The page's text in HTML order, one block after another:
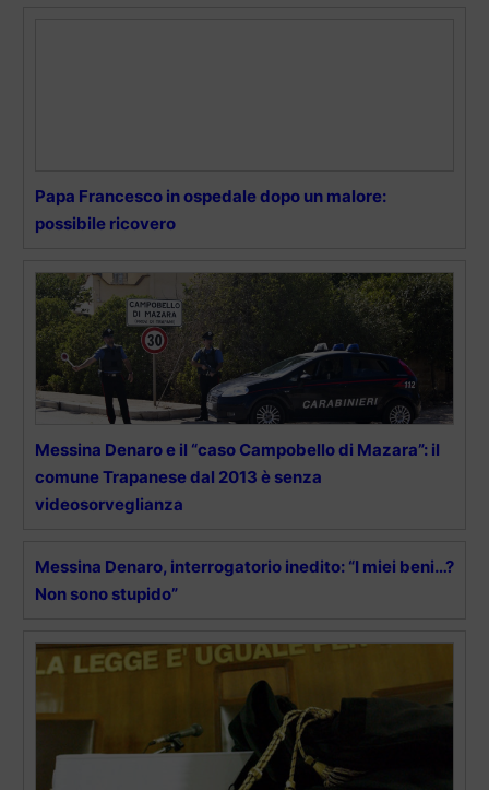
Papa Francesco in ospedale dopo un malore:
possibile ricovero
Messina Denaro e il “caso Campobello di Mazara”: il
comune Trapanese dal 2013 è senza
videosorveglianza
Messina Denaro, interrogatorio inedito: “I miei beni…?
Non sono stupido”